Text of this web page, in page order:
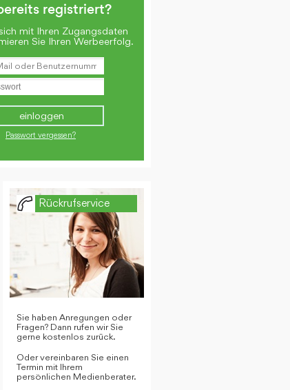
registriert?
mit Ihren Zugangsdaten
Sie Ihren Werbeerfolg.
Passwort vergessen?
Rückrufservice
Sie haben Anregungen oder
Fragen? Dann rufen wir Sie
gerne kostenlos zurück.
Oder vereinbaren Sie einen
Termin mit Ihrem
persönlichen Medienberater.